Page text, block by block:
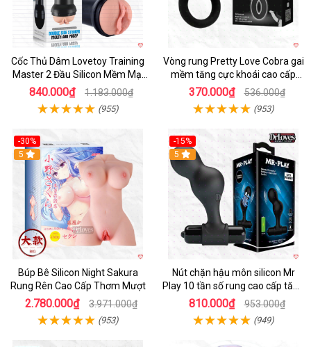
Cốc Thủ Dâm Lovetoy Training
Master 2 Đầu Silicon Mềm Mại
Tiện Lợi
840.000₫ 1.183.000₫
(955)
Vòng rung Pretty Love Cobra gai
mềm tăng cực khoái cao cấp
chính hãng
370.000₫ 536.000₫
(953)
-30%
Hot
5
Búp Bê Silicon Night Sakura
Rung Rên Cao Cấp Thơm Mượt
2.780.000₫ 3.971.000₫
(953)
-15%
Hot
5
Nút chặn hậu môn silicon Mr
Play 10 tần số rung cao cấp tăng
khoái cảm
810.000₫ 953.000₫
(949)